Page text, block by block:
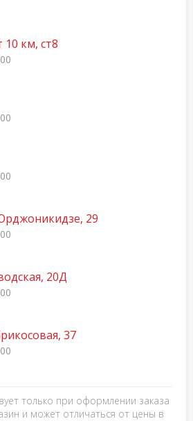
10 км, ст8
29
20Д
37
только при оформлении заказа
и может отличаться от цены в